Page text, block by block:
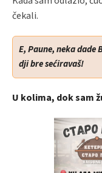
čekali.
E, Paune, neka dade
dji bre sećiravaš!
U kolima, dok sam